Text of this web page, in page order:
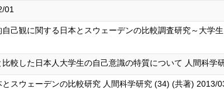
01
己観に関する日本とスウェーデンの比較調査研究～大学
較した日本人大学生の自己意識の特質について 人間科学
スウェーデンの比較研究 人間科学研究 (34) (共著) 2013/